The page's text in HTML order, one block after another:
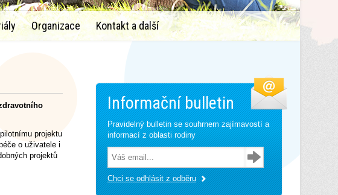
Organizace Kontakt a další
projektu
o uživatele i
projektů
Informační bulletin
Pravidelný bulletin se souhrnem zajímavostí a
informací z oblasti rodiny
Chci se odhlásit z odběru